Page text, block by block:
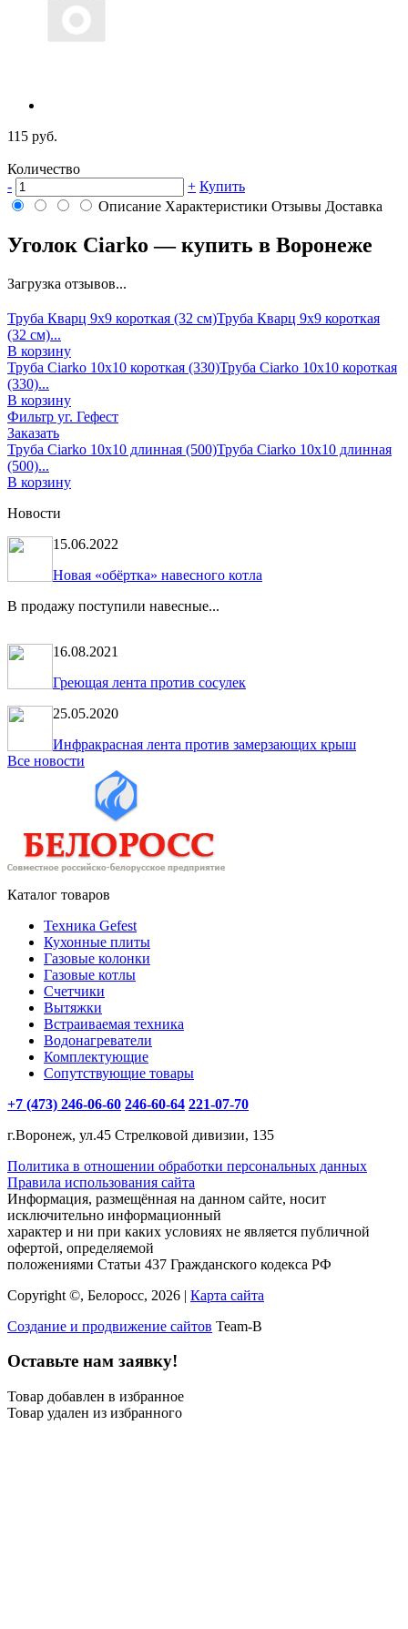
115 руб.
Количество
-
+ Купить
Описание Характеристики Отзывы Доставка
Уголок Ciarko — купить в Воронеже
Загрузка отзывов...
Труба Кварц 9х9 короткая (32 см)Труба Кварц 9х9 короткая
(32 см)...
В корзину
Труба Ciarko 10х10 короткая (330)Труба Ciarko 10х10 короткая
(330)...
В корзину
Фильтр уг. Гефест
Заказать
Труба Ciarko 10х10 длинная (500)Труба Ciarko 10х10 длинная
(500)...
В корзину
Новости
15.06.2022
Новая «обёртка» навесного котла
В продажу поступили навесные...
16.08.2021
Греющая лента против сосулек
25.05.2020
Инфракрасная лента против замерзающих крыш
Все новости
Каталог товаров
Техника Gefest
Кухонные плиты
Газовые колонки
Газовые котлы
Счетчики
Вытяжки
Встраиваемая техника
Водонагреватели
Комплектующие
Сопутствующие товары
+7 (473) 246-06-60 246-60-64 221-07-70
г.Воронеж, ул.45 Стрелковой дивизии, 135
Политика в отношении обработки персональных данных
Правила использования сайта
Информация, размещённая на данном сайте, носит
исключительно информационный
характер и ни при каких условиях не является публичной
офертой, определяемой
положениями Статьи 437 Гражданского кодекса РФ
Copyright ©, Белоросс, 2026 | Карта сайта
Создание и продвижение сайтов Team-B
Оставьте нам заявку!
Товар добавлен в избранное
Товар удален из избранного